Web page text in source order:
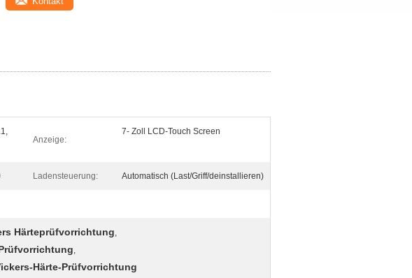
Anzeige:
7- Zoll LCD-Touch Screen
Ladensteuerung: Automatisch (Last/Griff/deinstallieren)
Härteprüfvorrichtung,
,
Härte-Prüfvorrichtung